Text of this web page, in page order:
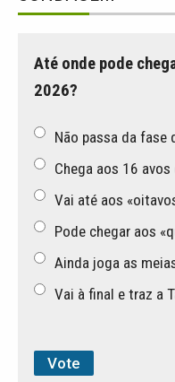
Até onde pode
2026?
Não passa da fase
Chega aos 16 avos
Vai até aos
Pode chegar aos
Ainda joga as
Vai à final e traz a